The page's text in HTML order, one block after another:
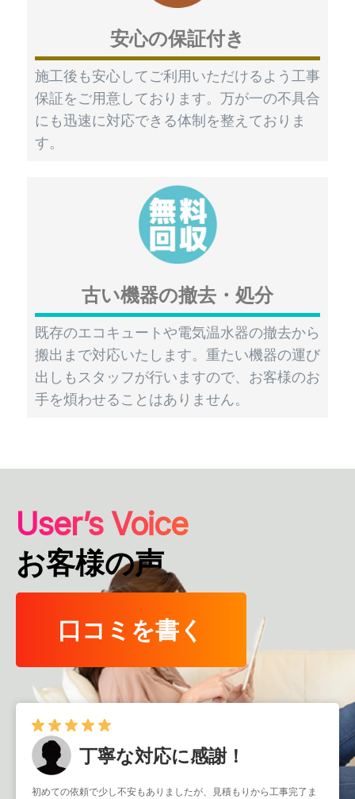
安心の保証付き
施工後も安心してご利用いただけるよう工事
保証をご用意しております。万が一の不具合
にも迅速に対応できる体制を整えておりま
す。
古い機器の撤去・処分
既存のエコキュートや電気温水器の撤去から
搬出まで対応いたします。重たい機器の運び
出しもスタッフが行いますので、お客様のお
手を煩わせることはありません。
User’s Voice
お客様の声
口コミを書く
丁寧な対応に感謝！
初めての依頼で少し不安もありましたが、見積もりから工事完了ま
早くて確実！
暑くなる前に取り付けをお願いしたかったのですが、予約もスムー